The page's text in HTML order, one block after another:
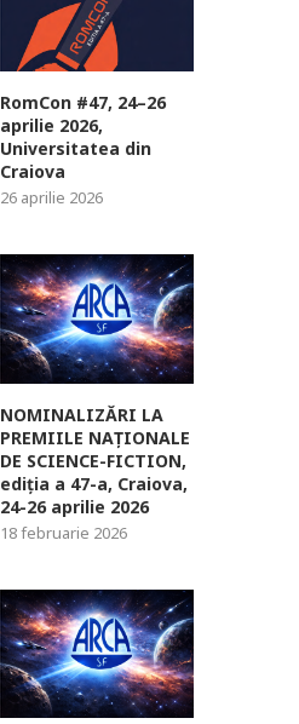
RomCon #47, 24–26
aprilie 2026,
Universitatea din
Craiova
26 aprilie 2026
NOMINALIZĂRI LA
PREMIILE NAȚIONALE
DE SCIENCE-FICTION,
ediția a 47-a, Craiova,
24-26 aprilie 2026
18 februarie 2026